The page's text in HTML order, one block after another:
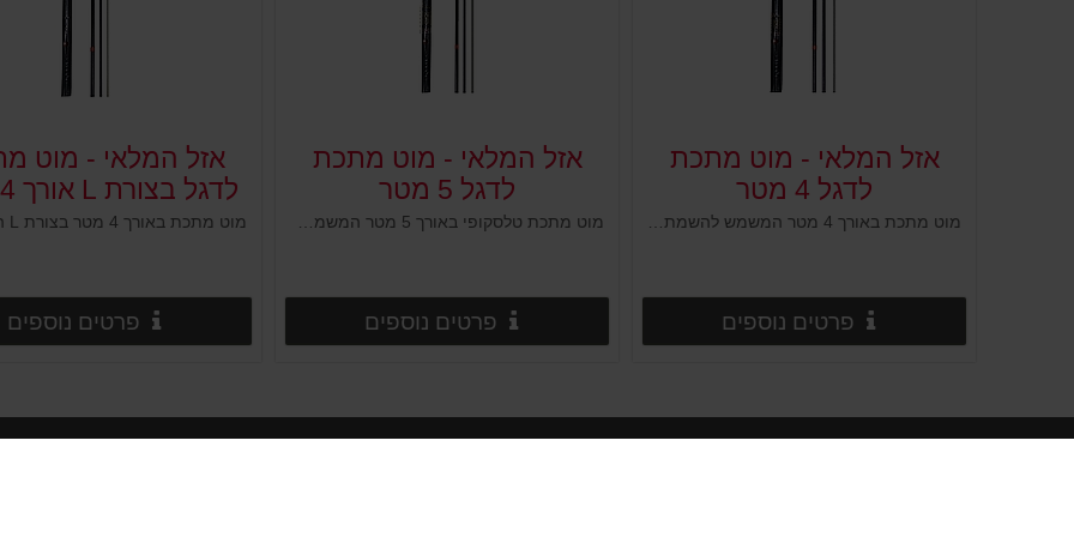
אזל המלאי - מוט מתכת
לדגל 4 מטר
פרטים נוספים
אזל המלאי - מוט מתכת
לדגל 5 מטר
פרטים נוספים
אזל המלאי - מוט
לדגל בצורת L אורך 4 מטר
פרטים נוספים